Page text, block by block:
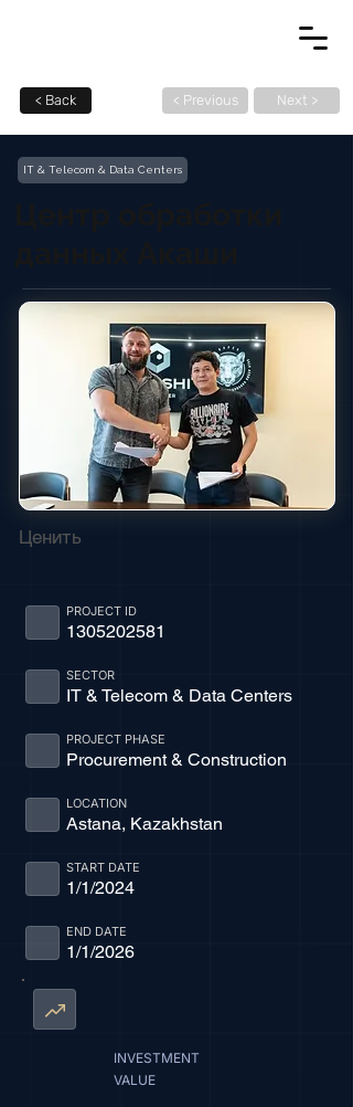
< Back < Previous Next >
IT & Telecom & Data Centers
Ценить
1305202581
PROJECT ID
IT & Telecom & Data Centers
SECTOR
Procurement & Construction
PROJECT PHASE
Astana, Kazakhstan
LOCATION
1/1/2024
START DATE
1/1/2026
END DATE
INVESTMENT
VALUE